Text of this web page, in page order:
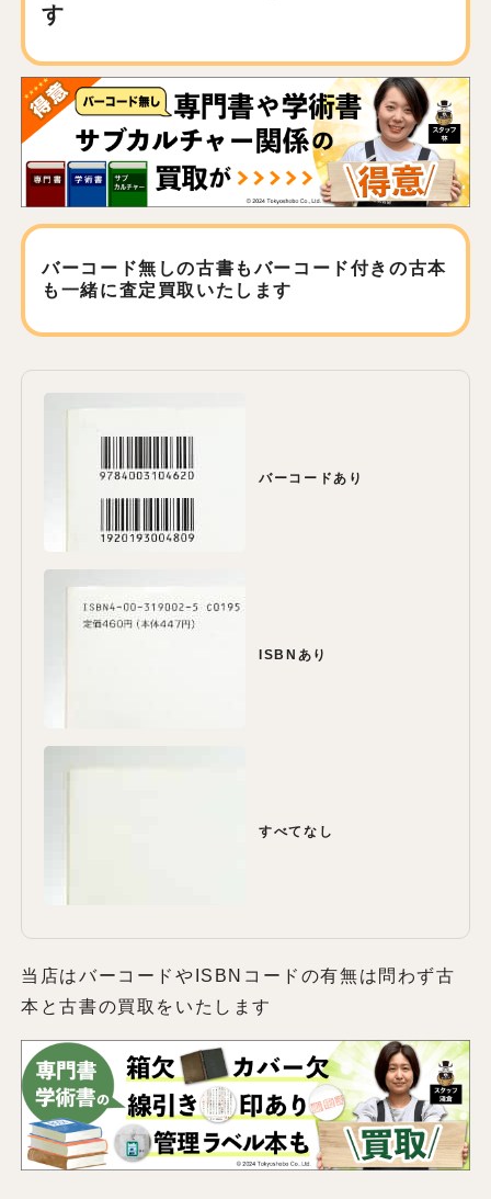
す
バーコード無しの古書もバーコード付きの古本
も 一緒に査定買取いたします
バーコードあり
ISBNあり
すべてなし
当店はバーコードやISBNコードの有無は問わず古
本と古書の買取をいたします